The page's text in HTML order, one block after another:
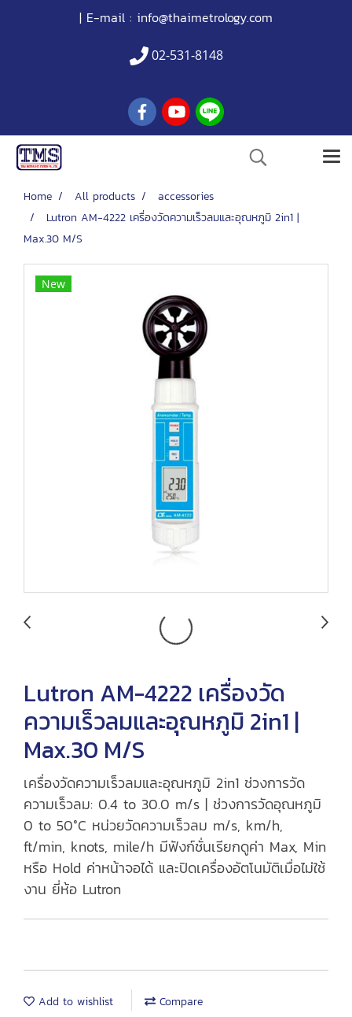
| E-mail : info@thaimetrology.com
02-531-8148
Home All products
accessories
Lutron AM-4222 เครื่องวัดความเร็วลมและอุณหภูมิ 2in1 |
Max.30 M/S
New
Lutron AM-4222 เครื่องวัด
ความเร็วลมและอุณหภูมิ 2in1 |
Max.30 M/S
เครื่องวัดความเร็วลมและอุณหภูมิ 2in1 ช่วงการวัด
ความเร็วลม: 0.4 to 30.0 m/s | ช่วงการวัดอุณหภูมิ
0 to 50°C หน่วยวัดความเร็วลม m/s, km/h,
ft/min, knots, mile/h มีฟังก์ชั่นเรียกดูค่า Max, Min
หรือ Hold ค่าหน้าจอได้ และปิดเครื่องอัตโนมัติเมื่อไม่ใช้
งาน ยี่ห้อ Lutron
Add to wishlist Compare